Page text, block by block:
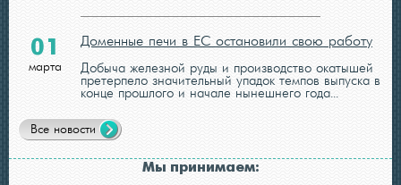
Мы принимаем:
01
марта
Доменные печи в ЕС остановили свою работу
Добыча железной руды и производство окатышей
претерпело значительный упадок темпов выпуска в
конце прошлого и начале нынешнего года...
Все новости